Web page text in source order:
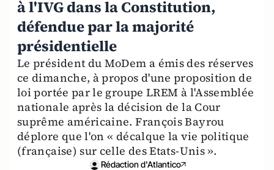
à l'IVG dans la Constitution,
défendue par la majorité
présidentielle
Le président du MoDem a émis des réserves
ce dimanche, à propos d'une proposition de
loi portée par le groupe LREM à l'Assemblée
nationale après la décision de la Cour
suprême américaine. François Bayrou
déplore que l'on « décalque la vie politique
(française) sur celle des Etats-Unis ».
Rédaction d'Atlantico